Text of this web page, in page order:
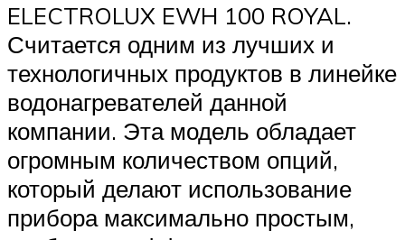
ELECTROLUX EWH 100 ROYAL.
Считается одним из лучших и
технологичных продуктов в линейке
водонагревателей данной
компании. Эта модель обладает
огромным количеством опций,
который делают использование
прибора максимально простым,